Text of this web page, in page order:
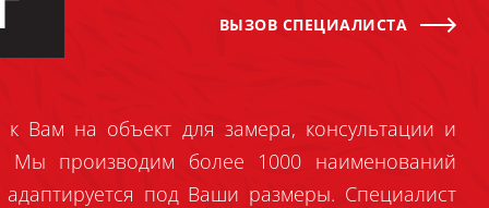
ВЫЗОВ СПЕЦИАЛИСТА
Вам на объект для замера, консультации и
Мы производим более 1000 наименований
под Ваши размеры. Специалист